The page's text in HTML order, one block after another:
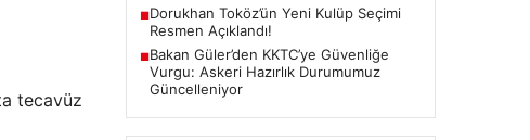
tecavüz
■Dorukhan Toköz’ün Yeni Kulüp Seçimi
Resmen Açıklandı!
■Bakan Güler’den KKTC’ye Güvenliğe
Vurgu: Askeri Hazırlık Durumumuz
Güncelleniyor